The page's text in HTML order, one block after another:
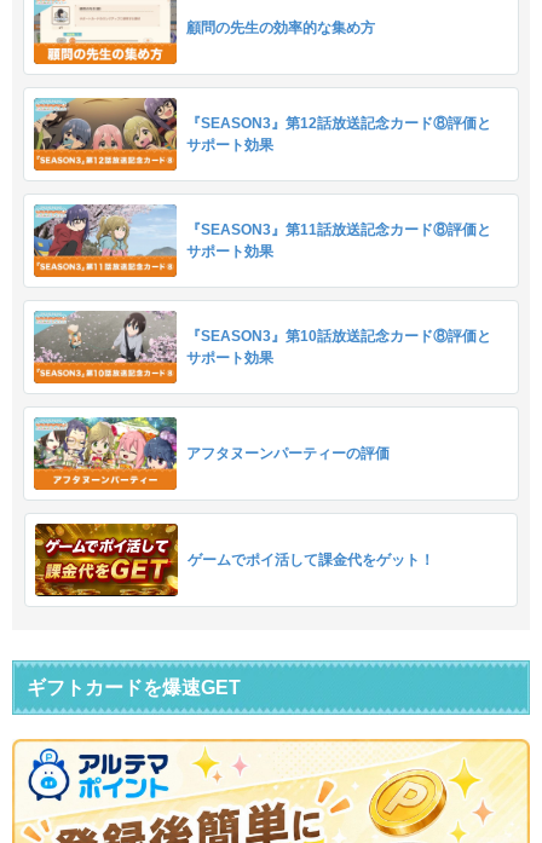
顧問の先生の効率的な集め方
『SEASON3』第12話放送記念カード⑧評価と
サポート効果
『SEASON3』第11話放送記念カード⑧評価と
サポート効果
『SEASON3』第10話放送記念カード⑧評価と
サポート効果
アフタヌーンパーティーの評価
ゲームでポイ活して課金代をゲット！
ギフトカードを爆速GET